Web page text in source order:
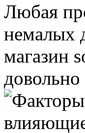
Любая
немалых
магазин
довольно